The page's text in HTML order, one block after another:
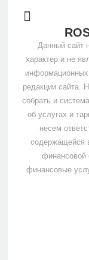
Данный сайт
характер и не
информационных
редакции сайта.
собрать и
об услугах и
несем
содержащейся
финансовой
финансовые